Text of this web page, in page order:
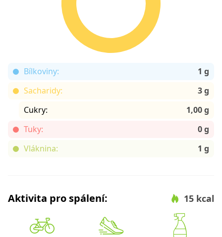
Bílkoviny:
1 g
Sacharidy:
3 g
Cukry:
1,00 g
Tuky:
0 g
Vláknina:
1 g
Aktivita pro spálení: 15 kcal